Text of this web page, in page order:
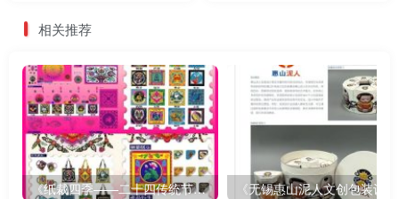
相关推荐
《纸裁四季——二十四传统节气文创设计》 《无锡惠山泥人文创包装设